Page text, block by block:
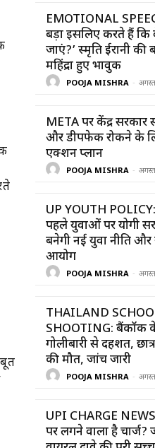
EMOTIONAL
बड़ा इसलिए करते हैं
जाएं?’ स्मृति ईरानी
महिंद्रा हुए भावुक
POOJA MISHRA -
META पर केंद्र
और डीपफेक रोकने के
एक्शन प्लान
POOJA MISHRA -
UP YOUTH
पहले युवाओं पर योगी
बनेगी नई युवा नीति और
आयोग
POOJA MISHRA -
THAILAND
SHOOTING: बैंकॉक
गोलीबारी से दहशत,
की मौत, जांच जारी
POOJA MISHRA -
UPI CHARGE
पर लगने वाला है चार्ज?